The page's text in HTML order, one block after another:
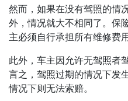
然而，如果在没有驾照的情
外，情况就大不相同了。保
主必须自行承担所有维修费用
此外，车主因允许无驾照者
言之，驾照过期的情况下发
情况下则无法索赔。